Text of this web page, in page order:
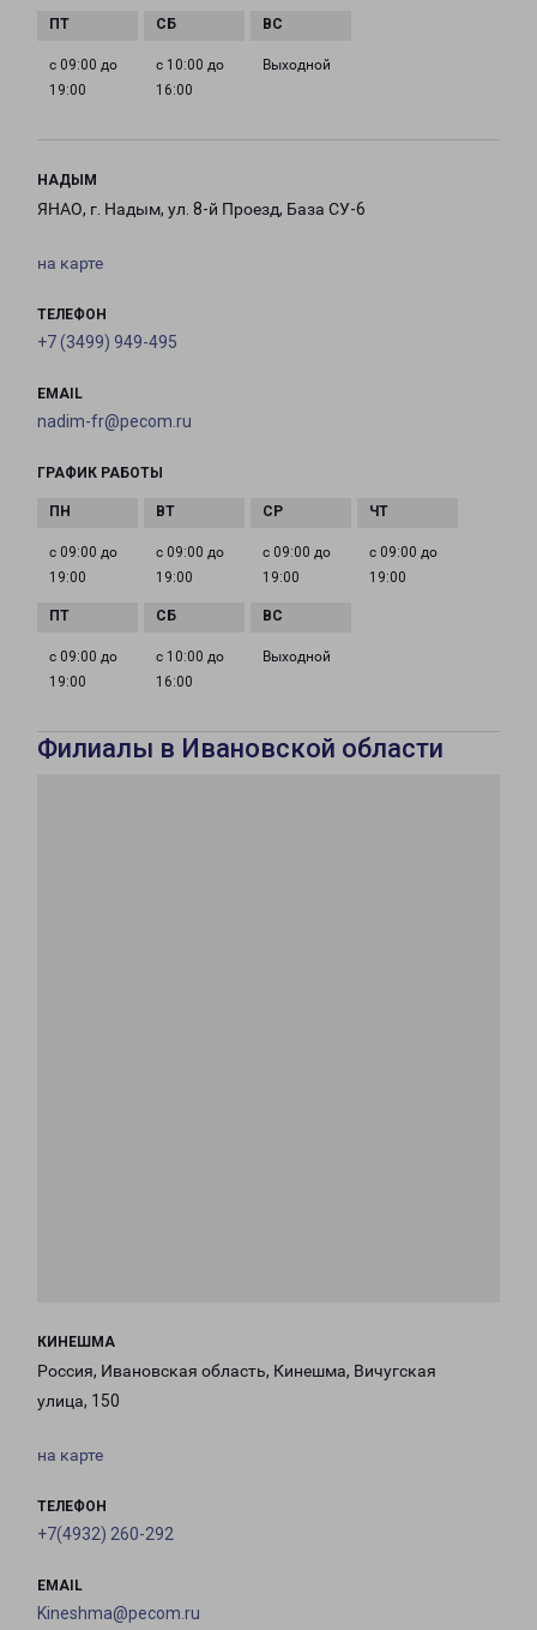
с 09:00 до
19:00
с 10:00 до
16:00
Выходной
НАДЫМ
ЯНАО, г. Надым, ул. 8-й Проезд, База СУ-6
на карте
ТЕЛЕФОН
+7 (3499) 949-495
EMAIL
nadim-fr@pecom.ru
ГРАФИК РАБОТЫ
с 09:00 до
19:00
с 09:00 до
19:00
с 09:00 до
19:00
с 09:00 до
19:00
с 09:00 до
19:00
с 10:00 до
16:00
Выходной
Филиалы в Ивановской области
КИНЕШМА
Россия, Ивановская область, Кинешма, Вичугская
улица, 150
на карте
ТЕЛЕФОН
+7(4932) 260-292
EMAIL
Kineshma@pecom.ru